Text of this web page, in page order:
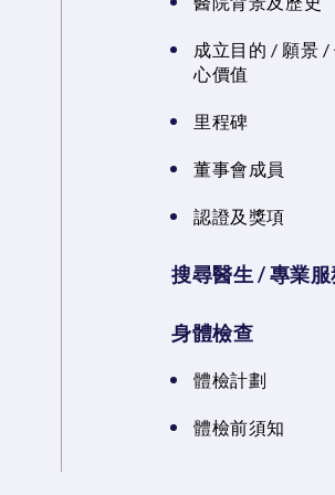
成立目的 / 願景 /
心價值
里程碑
董事會成員
認證及獎項
搜尋醫生 / 專業服
身體檢查
體檢計劃
體檢前須知